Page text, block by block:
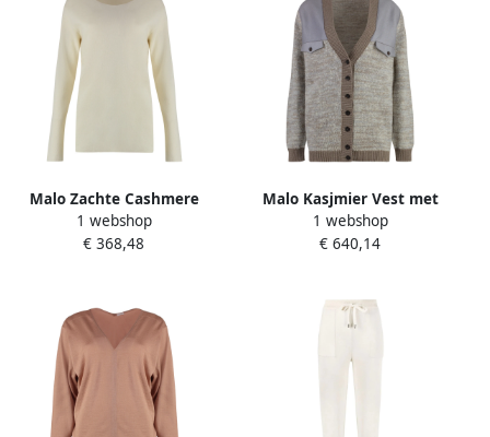
Malo Zachte Cashmere
Blend Pullover Trui Beige
Dames
1 webshop
€ 368,48
Malo Kasjmier Vest met
Voorflapzakken Beige
Dames
1 webshop
€ 640,14